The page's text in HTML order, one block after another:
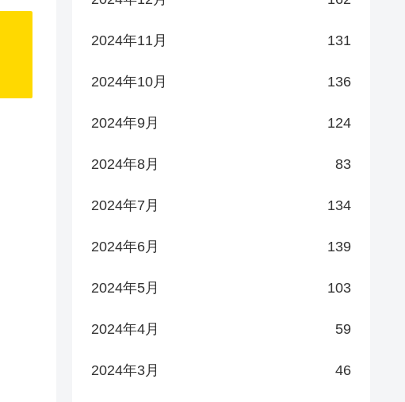
2024年11月 131
2024年10月 136
2024年9月 124
2024年8月 83
2024年7月 134
2024年6月 139
2024年5月 103
2024年4月 59
2024年3月 46